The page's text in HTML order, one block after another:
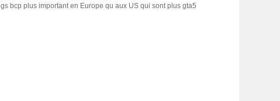
bcp plus important en Europe qu aux US qui sont plus gta5